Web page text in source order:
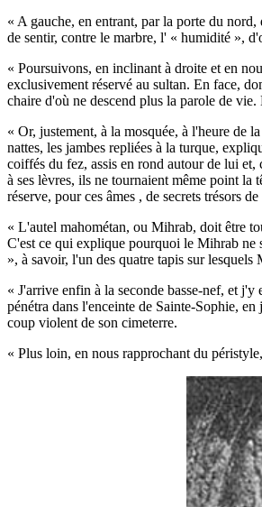
« A gauche, en entrant, par la porte du
de sentir, contre le marbre, l' « humidité »,
« Poursuivons, en inclinant à droite et en
exclusivement réservé au sultan. En face,
chaire d'où ne descend plus la parole de
« Or, justement, à la mosquée, à l'heure de
nattes, les jambes repliées à la turque,
coiffés du fez, assis en rond autour de lui et,
à ses lèvres, ils ne tournaient même point la
réserve, pour ces âmes , de secrets trésors
« L'autel mahométan, ou Mihrab, doit être
C'est ce qui explique pourquoi le Mihrab ne
», à savoir, l'un des quatre tapis sur
« J'arrive enfin à la seconde basse-nef, et
pénétra dans l'enceinte de Sainte-Sophie,
coup violent de son cimeterre.
« Plus loin, en nous rapprochant du